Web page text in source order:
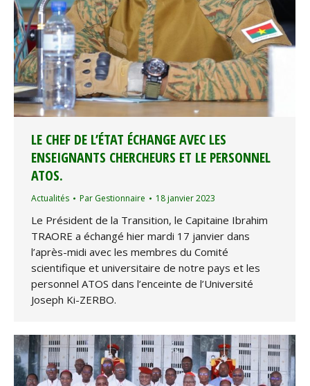
LE CHEF DE L’ÉTAT ÉCHANGE AVEC LES
ENSEIGNANTS CHERCHEURS ET LE PERSONNEL
ATOS.
Actualités Par Gestionnaire 18 janvier 2023
Le Président de la Transition, le Capitaine Ibrahim
TRAORE a échangé hier mardi 17 janvier dans
l’après-midi avec les membres du Comité
scientifique et universitaire de notre pays et les
personnel ATOS dans l’enceinte de l’Université
Joseph Ki-ZERBO.